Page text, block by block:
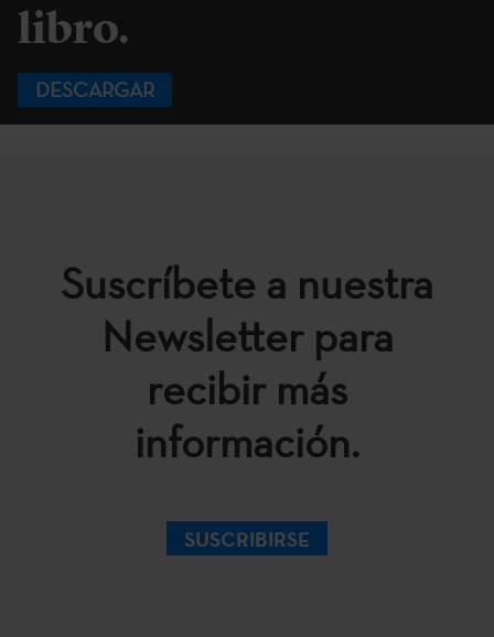
libro.
DESCARGAR
Suscríbete a nuestra
Newsletter para
recibir más
información.
SUSCRIBIRSE